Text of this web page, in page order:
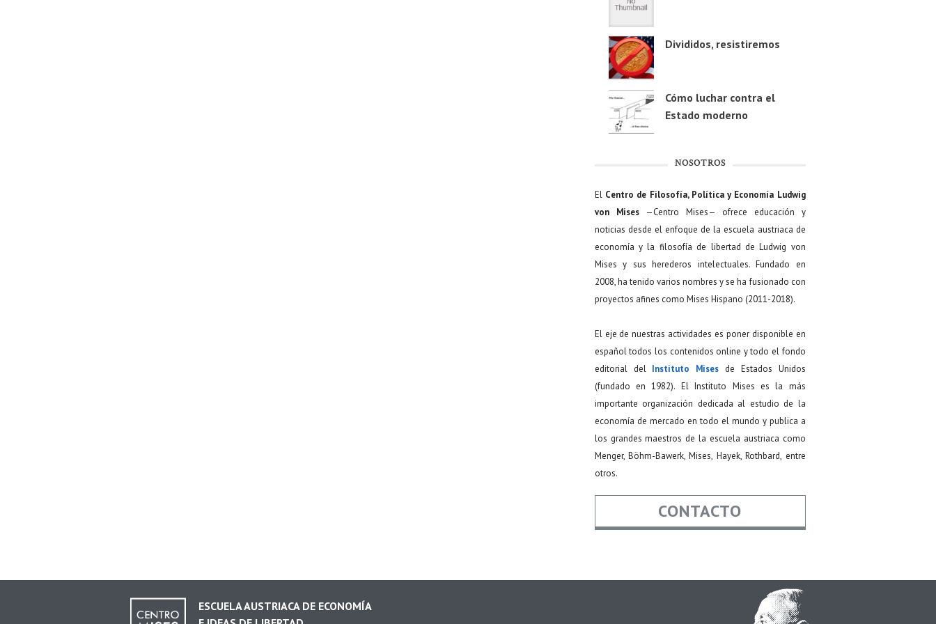
Divididos, resistiremos
Cómo luchar contra el
Estado moderno
NOSOTROS
El Centro de Filosofía, Política y Economía Ludwig
von Mises—Centro Mises— ofrece educación y
noticias desde el enfoque de la escuela austriaca de
economía y la filosofía de libertad de Ludwig von
Mises y sus herederos intelectuales. Fundado en
2008, ha tenido varios nombres y se ha fusionado con
proyectos afines como Mises Hispano (2011-2018).
El eje de nuestras actividades es poner disponible en
español todos los contenidos online y todo el fondo
editorial del Instituto Mises de Estados Unidos
(fundado en 1982). El Instituto Mises es la más
importante organización dedicada al estudio de la
economía de mercado en todo el mundo y publica a
los grandes maestros de la escuela austriaca como
Menger, Böhm-Bawerk, Mises, Hayek, Rothbard, entre
otros.
CONTACTO
ESCUELA AUSTRIACA DE ECONOMÍA